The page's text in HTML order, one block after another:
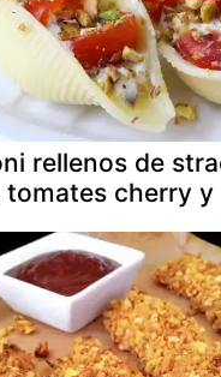
rellenos de
cherry y